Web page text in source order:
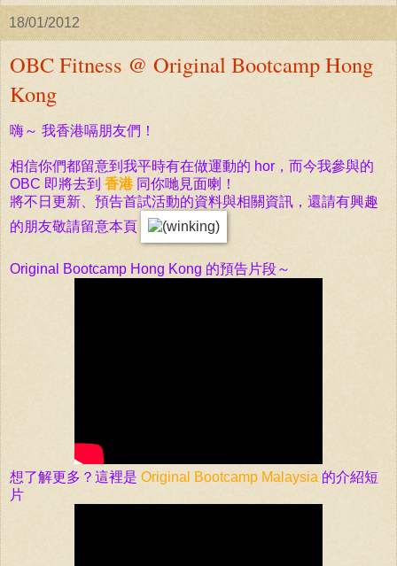
18/01/2012
OBC Fitness @ Original Bootcamp Hong
Kong
嗨～ 我香港嗝朋友們！
相信你們都留意到我平時有在做運動的 hor，而今我參與的
OBC 即將去到 香港同你哋見面喇！
將不日更新、預告首試活動的資料與相關資訊，還請有興趣
的朋友敬請留意本頁
Original Bootcamp Hong Kong 的預告片段～
想了解更多？這裡是 Original Bootcamp Malaysia 的介紹短
片